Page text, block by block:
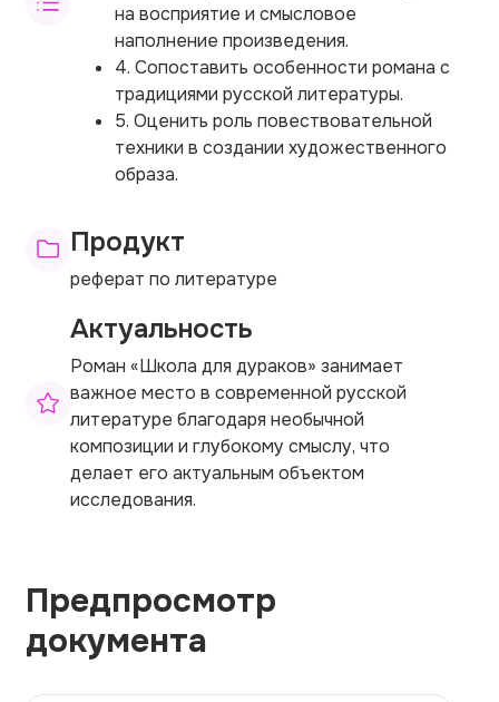
на восприятие и смысловое
наполнение произведения.
4. Сопоставить особенности романа с
традициями русской литературы.
5. Оценить роль повествовательной
техники в создании художественного
образа.
Продукт
реферат по литературе
Актуальность
Роман «Школа для дураков» занимает
важное место в современной русской
литературе благодаря необычной
композиции и глубокому смыслу, что
делает его актуальным объектом
исследования.
Предпросмотр
документа